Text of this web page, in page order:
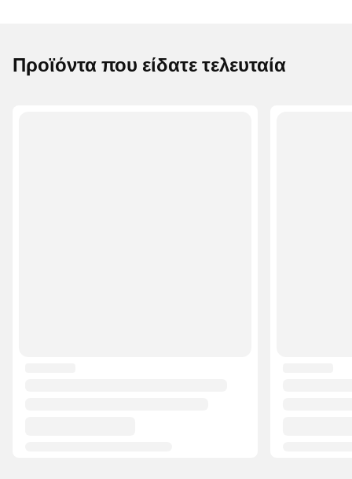
Προϊόντα που είδατε τελευταία